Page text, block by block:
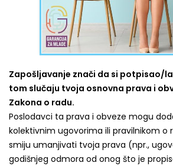
Zapošljavanje znači da si potpisao/
tom slučaju tvoja osnovna prava i
Zakona o radu.
Poslodavci ta prava i obveze mogu
kolektivnim ugovorima ili pravilnikom o
smiju umanjivati tvoja prava (npr.,
godišnjeg odmora od onog što je